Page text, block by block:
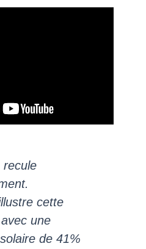
recule
cette
une
de 41%